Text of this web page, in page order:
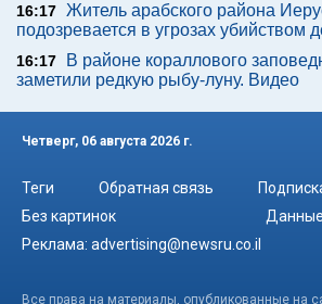
16:17 Житель арабского района
подозревается в угрозах убийством
16:17
В районе кораллового
заметили редкую рыбу-луну. Видео
Четверг, 06 августа 2026 г.
Теги Обратная связь
Без картинок
Реклама: advertising@newsru.co.il
Все права на материалы, опубликованные на